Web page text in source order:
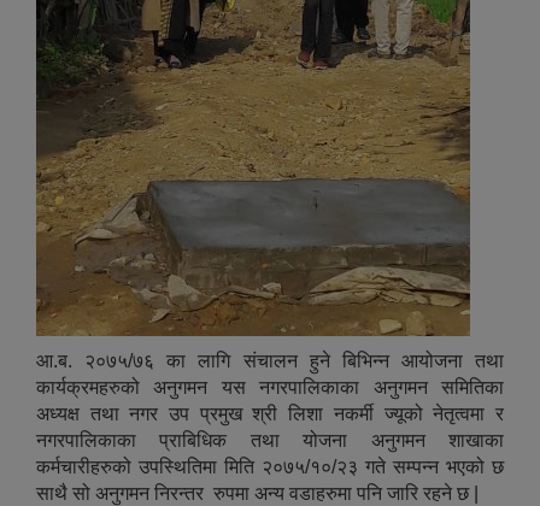
आ.ब. २०७५/७६ का लागि संचालन हुने बिभिन्न आयोजना तथा
कार्यक्रमहरुको अनुगमन यस नगरपालिकाका अनुगमन समितिका
अध्यक्ष तथा नगर उप प्रमुख श्री लिशा नकर्मी ज्यूको नेतृत्वमा र
नगरपालिकाका प्राबिधिक तथा योजना अनुगमन शाखाका
कर्मचारीहरुको उपस्थितिमा मिति २०७५/१०/२३ गते सम्पन्न भएको छ
साथै सो अनुगमन निरन्तर रुपमा अन्य वडाहरुमा पनि जारि रहने छ |